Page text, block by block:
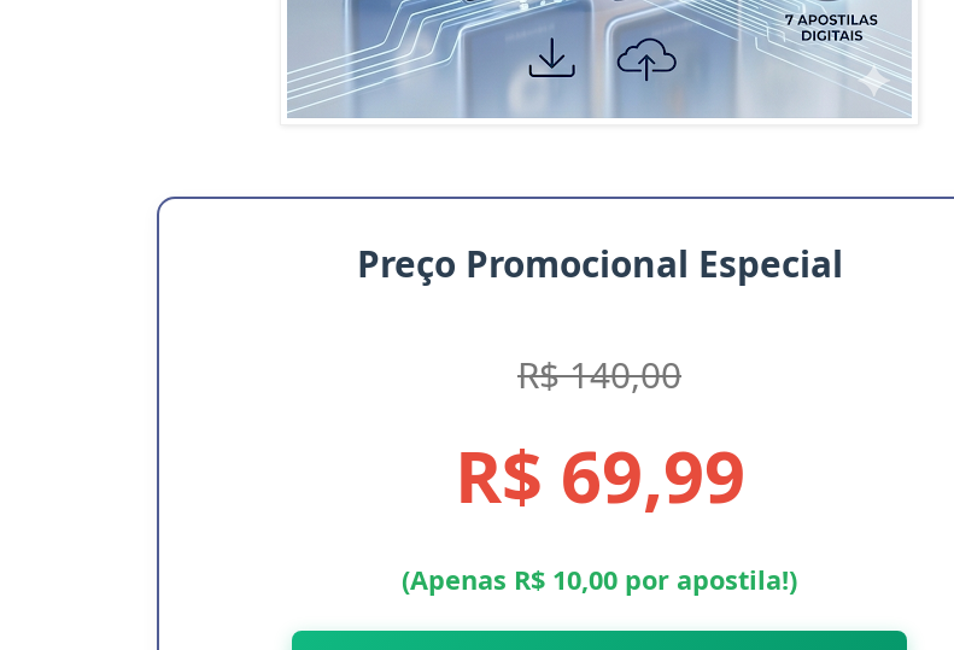
Preço Promocional Especial
R$ 140,00
R$ 69,99
(Apenas R$ 10,00 por apostila!)